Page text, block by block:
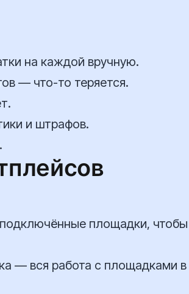
на каждой вручную.
— что-то теряется.
и штрафов.
площадки, чтобы
— вся работа с площадками